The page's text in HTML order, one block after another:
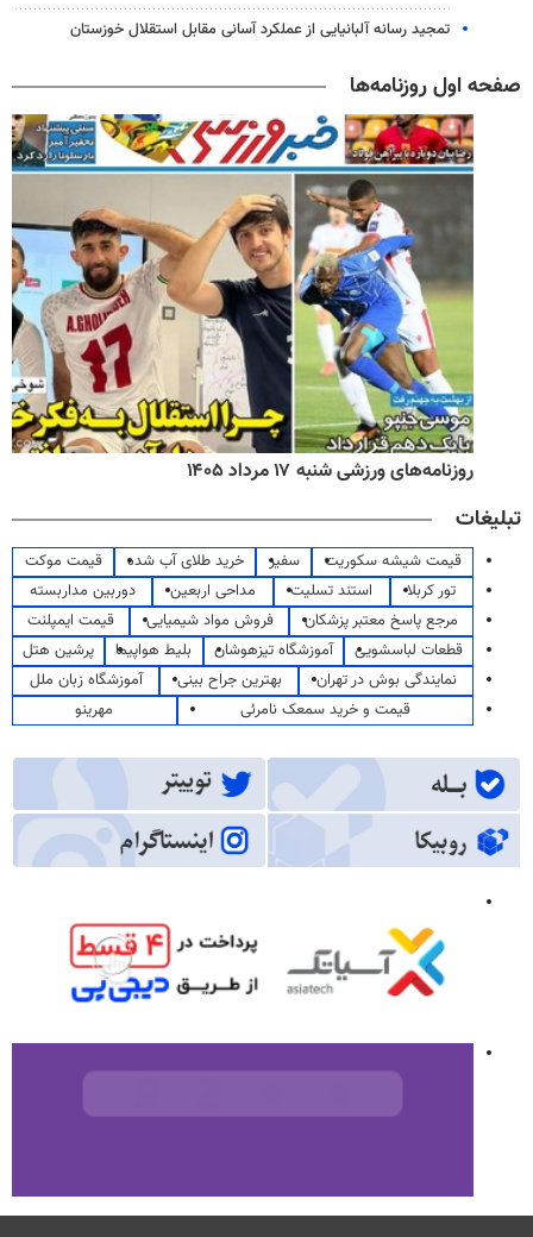
تمجید رسانه آلبانیایی از عملکرد آسانی مقابل استقلال خوزستان
صفحه اول روزنامه‌ها
روزنامه‌های ورزشی شنبه ۱۷ مرداد ۱۴۰۵
تبلیغات
قیمت شیشه سکوریت سفیر خرید طلای آب شده
قیمت موکت
تور کربلا
استند تسلیت مداحی اربعین
دوربین مداربسته
مرجع پاسخ معتبر پزشکان
فروش مواد شیمیایی
قیمت ایمپلنت
قطعات لباسشویی
آموزشگاه تیزهوشان بلیط هواپیما
پرشین هتل
نمایندگی بوش در تهران
بهترین جراح بینی
آموزشگاه زبان ملل
قیمت و خرید سمعک نامرئی
مهرینو